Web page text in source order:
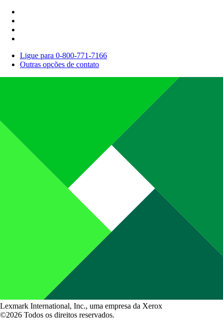
Ligue para 0-800-771-7166
Outras opções de contato
Lexmark International, Inc., uma empresa da Xerox
©2026 Todos os direitos reservados.